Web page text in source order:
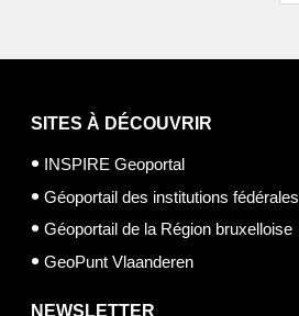
SITES À DÉCOUVRIR
INSPIRE Geoportal
Géoportail des institutions fédérales
Géoportail de la Région bruxelloise
GeoPunt Vlaanderen
NEWSLETTER